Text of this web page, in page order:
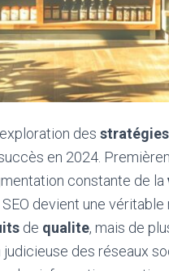
des
en 2024.
constante de la
devient une véritable
de qualite, mais de
des réseaux